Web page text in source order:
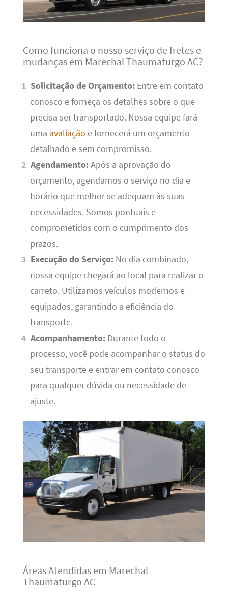
Como funciona o nosso serviço de fretes e
mudanças em Marechal Thaumaturgo AC?
Solicitação de Orçamento: Entre em contato
conosco e forneça os detalhes sobre o que
precisa ser transportado. Nossa equipe fará
uma avaliação e fornecerá um orçamento
detalhado e sem compromisso.
Agendamento:Após a aprovação do
orçamento, agendamos o serviço no dia e
horário que melhor se adequam às suas
necessidades. Somos pontuais e
comprometidos com o cumprimento dos
prazos.
Execução do Serviço: No dia combinado,
nossa equipe chegará ao local para realizar o
carreto. Utilizamos veículos modernos e
equipados, garantindo a eficiência do
transporte.
Acompanhamento: Durante todo o
processo, você pode acompanhar o status do
seu transporte e entrar em contato conosco
para qualquer dúvida ou necessidade de
ajuste.
Áreas Atendidas em Marechal
Thaumaturgo AC